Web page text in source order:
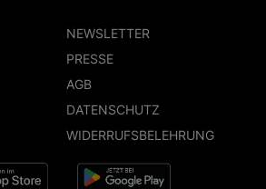
NEWSLETTER
PRESSE
AGB
DATENSCHUTZ
WIDERRUFSBELEHRUNG